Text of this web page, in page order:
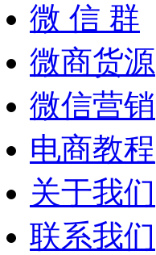
微 信 群
微商货源
微信营销
电商教程
关于我们
联系我们